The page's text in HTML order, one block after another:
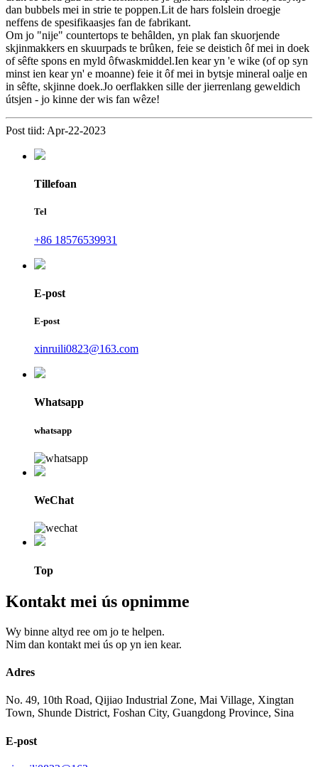
dan bubbels mei in strie te poppen.Lit de hars folslein droegje
neffens de spesifikaasjes fan de fabrikant.
Om jo "nije" countertops te behâlden, yn plak fan skuorjende
skjinmakkers en skuurpads te brûken, feie se deistich ôf mei in doek
of sêfte spons en myld ôfwaskmiddel.Ien kear yn 'e wike (of op syn
minst ien kear yn' e moanne) feie it ôf mei in bytsje mineral oalje en
in sêfte, skjinne doek.Jo oerflakken sille der jierrenlang geweldich
útsjen - jo kinne der wis fan wêze!
Post tiid: Apr-22-2023
Tillefoan
Tel
+86 18576539931
E-post
E-post
xinruili0823@163.com
Whatsapp
whatsapp
WeChat
Top
Kontakt mei ús opnimme
Wy binne altyd ree om jo te helpen.
Nim dan kontakt mei ús op yn ien kear.
Adres
No. 49, 10th Road, Qijiao Industrial Zone, Mai Village, Xingtan
Town, Shunde District, Foshan City, Guangdong Province, Sina
E-post